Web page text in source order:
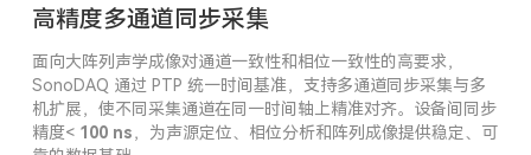
高精度多通道同步采集
面向大阵列声学成像对通道一致性和相位一致性的高要求，
SonoDAQ 通过 PTP 统一时间基准，支持多通道同步采集与多
机扩展，使不同采集通道在同一时间轴上精准对齐。设备间同步
精度< 100 ns，为声源定位、相位分析和阵列成像提供稳定、可